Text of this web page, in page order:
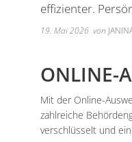
effizienter.
19. Mai 2026 von
ONLINE-
Mit der Online-
zahlreiche
verschlüsselt und